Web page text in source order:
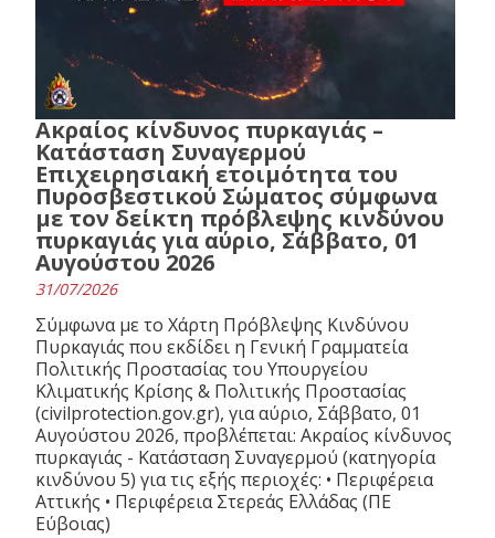
Ακραίος κίνδυνος πυρκαγιάς –
Κατάσταση Συναγερμού
Επιχειρησιακή ετοιμότητα του
Πυροσβεστικού Σώματος σύμφωνα
με τον δείκτη πρόβλεψης κινδύνου
πυρκαγιάς για αύριο, Σάββατο, 01
Αυγούστου 2026
31/07/2026
Σύμφωνα με το Χάρτη Πρόβλεψης Κινδύνου
Πυρκαγιάς που εκδίδει η Γενική Γραμματεία
Πολιτικής Προστασίας του Υπουργείου
Κλιματικής Κρίσης & Πολιτικής Προστασίας
(civilprotection.gov.gr), για αύριο, Σάββατο, 01
Αυγούστου 2026, προβλέπεται: Ακραίος κίνδυνος
πυρκαγιάς - Κατάσταση Συναγερμού (κατηγορία
κινδύνου 5) για τις εξής περιοχές: • Περιφέρεια
Αττικής • Περιφέρεια Στερεάς Ελλάδας (ΠΕ
Εύβοιας)